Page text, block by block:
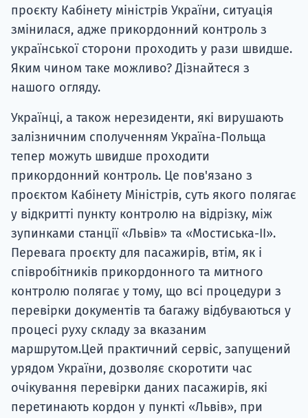
проєкту Кабінету міністрів України, ситуація
змінилася, адже прикордонний контроль з
української сторони проходить у рази швидше.
Яким чином таке можливо? Дізнайтеся з
нашого огляду.
Українці, а також нерезиденти, які вирушають
залізничним сполученням Україна-Польща
тепер можуть швидше проходити
прикордонний контроль. Це пов'язано з
проєктом Кабінету Міністрів, суть якого полягає
у відкритті пункту контролю на відрізку, між
зупинками станції «Львів» та «Мостиська-II».
Перевага проєкту для пасажирів, втім, як і
співробітників прикордонного та митного
контролю полягає у тому, що всі процедури з
перевірки документів та багажу відбуваються у
процесі руху складу за вказаним
маршрутом.Цей практичний сервіс, запущений
урядом України, дозволяє скоротити час
очікування перевірки даних пасажирів, які
перетинають кордон у пункті «Львів», при